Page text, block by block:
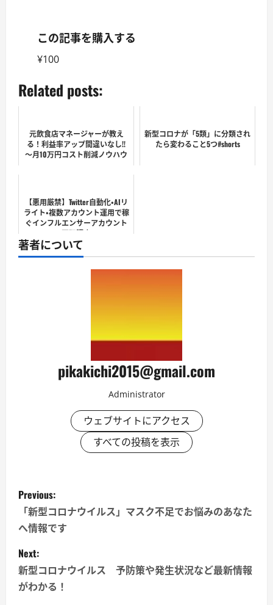
この記事を購入する
¥100
Related posts:
元飲食店マネージャーが教え
る！利益率アップ間違いなし!!
～月10万円コスト削減ノウハウ
新型コロナが「5類」に分類され
たら変わること5つ#shorts
【悪用厳禁】Twitter自動化・AIリ
ライト・複数アカウント運用で稼
ぐインフルエンサーアカウント
再現講座
著者について
pikakichi2015@gmail.com
Administrator
ウェブサイトにアクセス
すべての投稿を表示
P
o
t
n
Previous:
「新型コロナウイルス」マスク不足でお悩みのあなた
へ情報です
Next:
新型コロナウイルス 予防策や発生状況など最新情報
がわかる！